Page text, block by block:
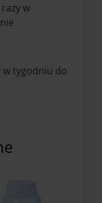
razy w
w tygodniu do